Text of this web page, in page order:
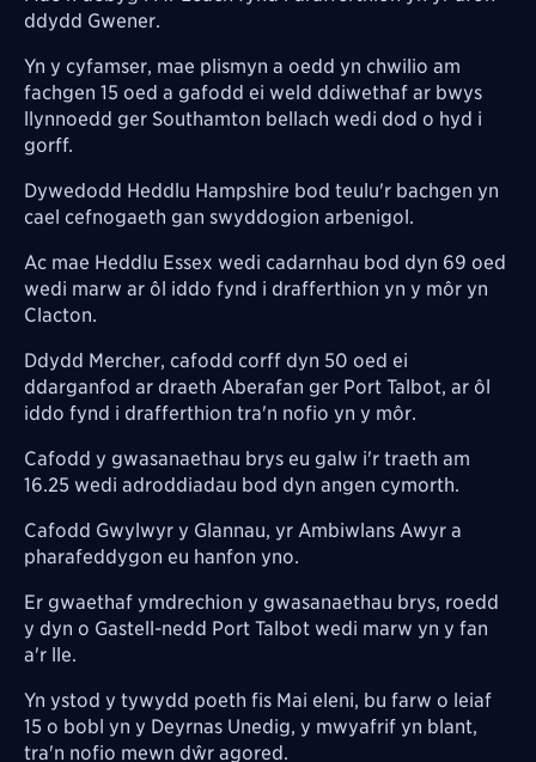
ddydd Gwener.
Yn y cyfamser, mae plismyn a oedd yn chwilio am
fachgen 15 oed a gafodd ei weld ddiwethaf ar bwys
llynnoedd ger Southamton bellach wedi dod o hyd i
gorff.
Dywedodd Heddlu Hampshire bod teulu'r bachgen yn
cael cefnogaeth gan swyddogion arbenigol.
Ac mae Heddlu Essex wedi cadarnhau bod dyn 69 oed
wedi marw ar ôl iddo fynd i drafferthion yn y môr yn
Clacton.
Ddydd Mercher, cafodd corff dyn 50 oed ei
ddarganfod ar draeth Aberafan ger Port Talbot, ar ôl
iddo fynd i drafferthion tra'n nofio yn y môr.
Cafodd y gwasanaethau brys eu galw i'r traeth am
16.25 wedi adroddiadau bod dyn angen cymorth.
Cafodd Gwylwyr y Glannau, yr Ambiwlans Awyr a
pharafeddygon eu hanfon yno.
Er gwaethaf ymdrechion y gwasanaethau brys, roedd
y dyn o Gastell-nedd Port Talbot wedi marw yn y fan
a'r lle.
Yn ystod y tywydd poeth fis Mai eleni, bu farw o leiaf
15 o bobl yn y Deyrnas Unedig, y mwyafrif yn blant,
tra'n nofio mewn dŵr agored.